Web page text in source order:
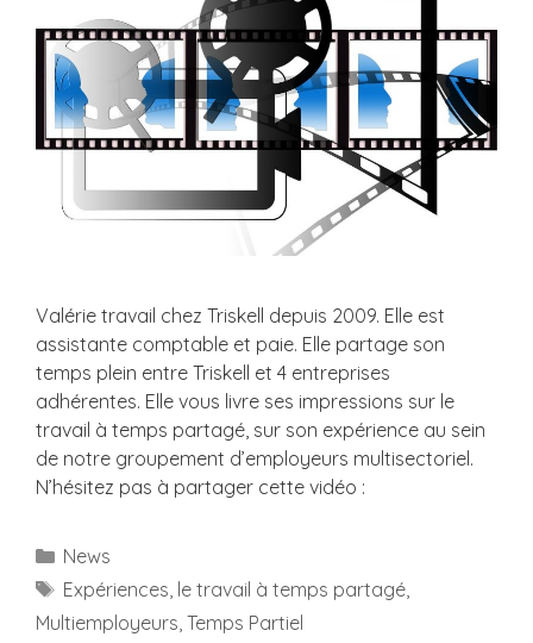
Valérie travail chez Triskell depuis 2009. Elle est
assistante comptable et paie. Elle partage son
temps plein entre Triskell et 4 entreprises
adhérentes. Elle vous livre ses impressions sur le
travail à temps partagé, sur son expérience au sein
de notre groupement d’employeurs multisectoriel.
N’hésitez pas à partager cette vidéo :
Catégories
News
Étiquettes
Expériences, le travail à temps partagé,
Multiemployeurs, Temps Partiel